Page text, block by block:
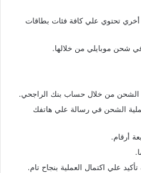
تحتوي علي كافة فئات بطاقات
شحن موبايلي من خلالها.
الشحن من خلال حساب بنك الراجحي.
الشحن في رسالة علي هاتفك
أرقام.
علي اكتمال العملية بنجاح تام.